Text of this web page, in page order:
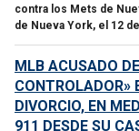
contra los Mets de
de Nueva York, el 12
MLB ACUSADO
CONTROLADOR»
DIVORCIO, EN
911 DESDE SU